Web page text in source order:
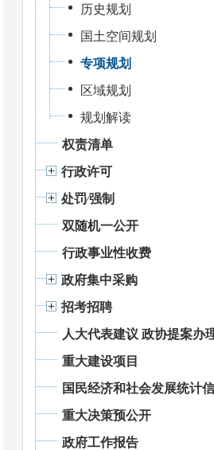
历史规划
国土空间规划
专项规划
区域规划
规划解读
权责清单
行政许可
处罚⁄强制
双随机一公开
行政事业性收费
政府集中采购
招考招聘
人大代表建议 政协提案办
重大建设项目
国民经济和社会发展统计
重大决策预公开
政府工作报告